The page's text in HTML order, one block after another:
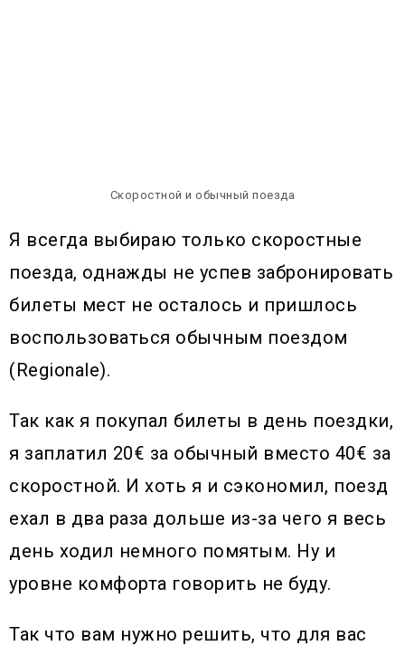
Скоростной и обычный поезда
Я всегда выбираю только скоростные
поезда, однажды не успев забронировать
билеты мест не осталось и пришлось
воспользоваться обычным поездом
(Regionale).
Так как я покупал билеты в день поездки,
я заплатил 20€ за обычный вместо 40€ за
скоростной. И хоть я и сэкономил, поезд
ехал в два раза дольше из-за чего я весь
день ходил немного помятым. Ну и
уровне комфорта говорить не буду.
Так что вам нужно решить, что для вас